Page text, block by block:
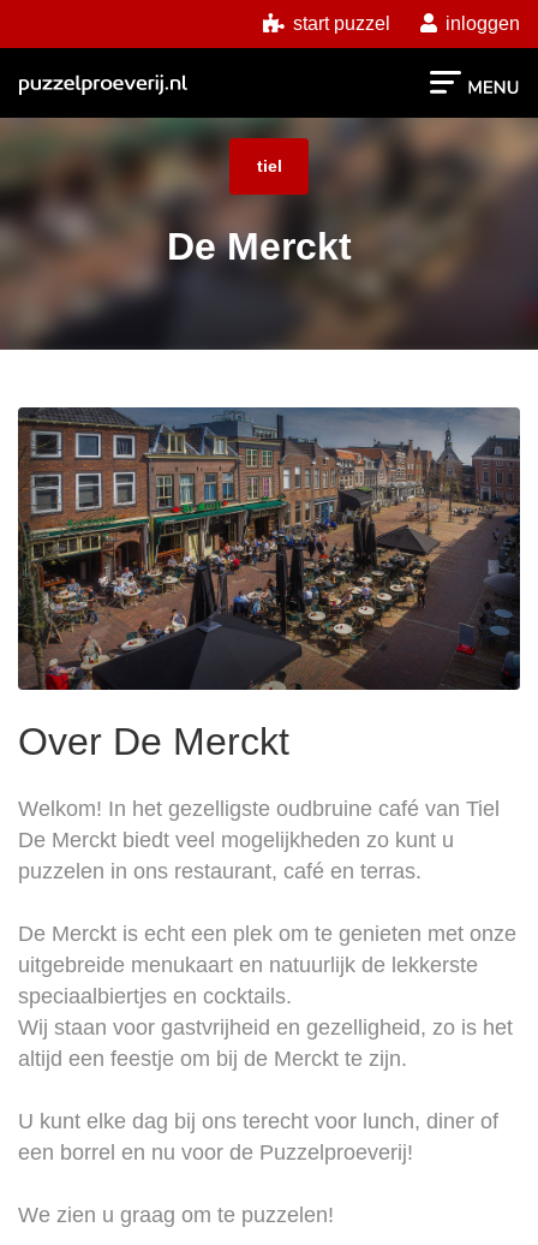
start puzzel inloggen
tiel
De Merckt
Over De Merckt
Welkom! In het gezelligste oudbruine café van Tiel
De Merckt biedt veel mogelijkheden zo kunt u
puzzelen in ons restaurant, café en terras.
De Merckt is echt een plek om te genieten met onze
uitgebreide menukaart en natuurlijk de lekkerste
speciaalbiertjes en cocktails.
Wij staan voor gastvrijheid en gezelligheid, zo is het
altijd een feestje om bij de Merckt te zijn.
U kunt elke dag bij ons terecht voor lunch, diner of
een borrel en nu voor de Puzzelproeverij!
We zien u graag om te puzzelen!